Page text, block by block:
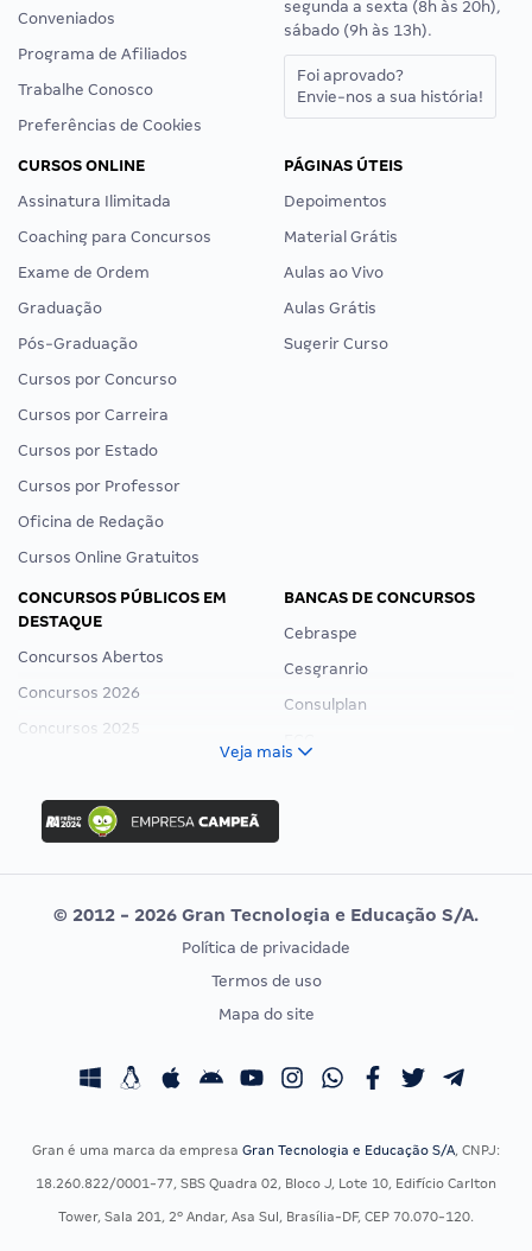
Conveniados
Programa de Afiliados
Trabalhe Conosco
Preferências de Cookies
segunda a sexta (8h às 20h),
sábado (9h às 13h).
Foi aprovado?
Envie-nos a sua história!
CURSOS ONLINE
Assinatura Ilimitada
Coaching para Concursos
Exame de Ordem
Graduação
Pós-Graduação
Cursos por Concurso
Cursos por Carreira
Cursos por Estado
Cursos por Professor
Oficina de Redação
Cursos Online Gratuitos
PÁGINAS ÚTEIS
Depoimentos
Material Grátis
Aulas ao Vivo
Aulas Grátis
Sugerir Curso
CONCURSOS PÚBLICOS EM
DESTAQUE
Concursos Abertos
Concursos 2026
Concursos 2025
Concurso Ibama
Concurso MPU
Editais publicados
BANCAS DE CONCURSOS
Cebraspe
Cesgranrio
Consulplan
Vunesp
CONCURSOS POR PROFISSÃO
Concursos Fiscais
EXAME DE ORDEM
Calendário OAB
Veja mais
© 2012 - 2026 Gran Tecnologia e Educação S/A.
Política de privacidade
Termos de uso
Mapa do site
Gran é uma marca da empresa Gran Tecnologia e Educação S/A, CNPJ:
18.260.822/0001-77, SBS Quadra 02, Bloco J, Lote 10, Edifício Carlton
Tower, Sala 201, 2º Andar, Asa Sul, Brasília-DF, CEP 70.070-120.